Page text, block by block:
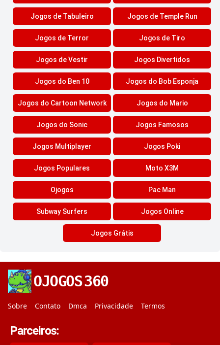
Jogos de Tabuleiro Jogos de Temple Run
Jogos de Terror Jogos de Tiro
Jogos de Vestir Jogos Divertidos
Jogos do Ben 10 Jogos do Bob Esponja
Jogos do Cartoon Network Jogos do Mario
Jogos do Sonic Jogos Famosos
Jogos Multiplayer Jogos Poki
Jogos Populares Moto X3M
Ojogos Pac Man
Subway Surfers Jogos Online
Jogos Grátis
OJOGOS360
Sobre Contato Dmca Privacidade Termos
Parceiros: